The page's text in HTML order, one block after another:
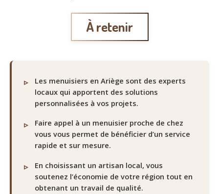
À retenir
Les menuisiers en Ariège sont des experts
locaux qui apportent des solutions
personnalisées à vos projets.
Faire appel à un menuisier proche de chez
vous vous permet de bénéficier d’un service
rapide et sur mesure.
En choisissant un artisan local, vous
soutenez l’économie de votre région tout en
obtenant un travail de qualité.